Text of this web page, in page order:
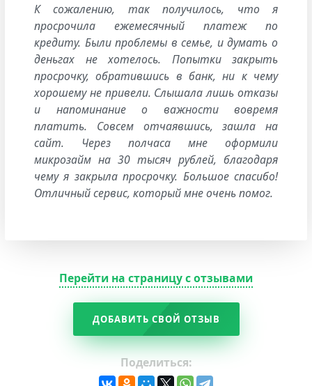
К сожалению, так получилось, что я
просрочила ежемесячный платеж по
кредиту. Были проблемы в семье, и думать о
деньгах не хотелось. Попытки закрыть
просрочку, обратившись в банк, ни к чему
хорошему не привели. Слышала лишь отказы
и напоминание о важности вовремя
платить. Совсем отчаявшись, зашла на
сайт. Через полчаса мне оформили
микрозайм на 30 тысяч рублей, благодаря
чему я закрыла просрочку. Большое спасибо!
Отличный сервис, который мне очень помог.
Перейти на страницу с отзывами
ДОБАВИТЬ СВОЙ ОТЗЫВ
Поделиться: